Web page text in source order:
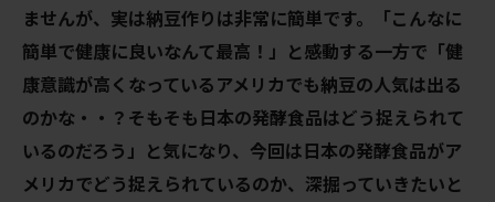
ませんが、実は納豆作りは非常に簡単です。「こんなに
簡単で健康に良いなんて最高！」と感動する一方で「健
康意識が高くなっているアメリカでも納豆の人気は出る
のかな・・？そもそも日本の発酵食品はどう捉えられて
いるのだろう」と気になり、今回は日本の発酵食品がア
メリカでどう捉えられているのか、深掘っていきたいと